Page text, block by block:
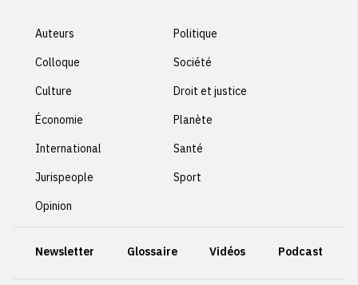
Auteurs
Colloque
Culture
Économie
International
Jurispeople
Opinion
Politique
Société
Droit et justice
Planète
Santé
Sport
Newsletter Glossaire Vidéos Podcast